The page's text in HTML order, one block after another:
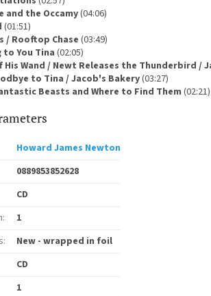
and the Occamy(04:06)
(01:51)
/ Rooftop Chase (03:49)
to You Tina (02:05)
His Wand / Newt Releases the Thunderbird /
to Tina / Jacob's Bakery(03:27)
Beasts and Where to Find Them (02:21)
Howard James Newton
0889853852628
CD
:
1
:
New - wrapped in foil
CD
1